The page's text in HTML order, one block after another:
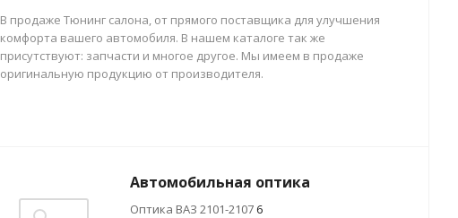
В продаже Тюнинг салона, от прямого поставщика для улучшения
комфорта вашего автомобиля. В нашем каталоге так же
присутствуют: запчасти и многое другое. Мы имеем в продаже
оригинальную продукцию от производителя.
Автомобильная оптика
Оптика ВАЗ 2101-2107 6